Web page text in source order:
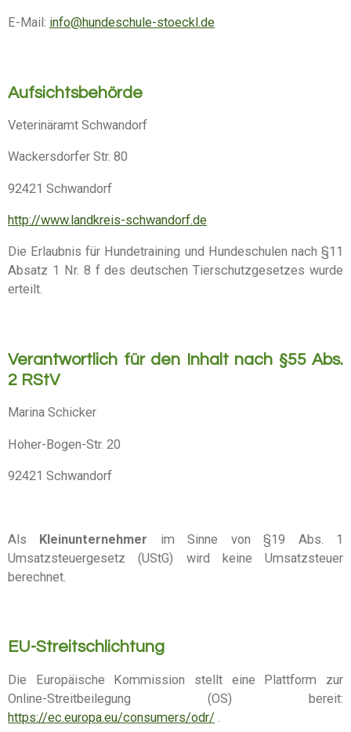
E-Mail: info@hundeschule-stoeckl.de
Aufsichtsbehörde
Veterinäramt Schwandorf
Wackersdorfer Str. 80
92421 Schwandorf
http://www.landkreis-schwandorf.de
Die Erlaubnis für Hundetraining und Hundeschulen nach §11
Absatz 1 Nr. 8 f des deutschen Tierschutzgesetzes wurde
erteilt.
Verantwortlich für den Inhalt nach §55 Abs.
2 RStV
Marina Schicker
Hoher-Bogen-Str. 20
92421 Schwandorf
Als Kleinunternehmer im Sinne von §19 Abs. 1
Umsatzsteuergesetz (UStG) wird keine Umsatzsteuer
berechnet.
EU-Streitschlichtung
Die Europäische Kommission stellt eine Plattform zur
Online-Streitbeilegung (OS) bereit:
https://ec.europa.eu/consumers/odr/